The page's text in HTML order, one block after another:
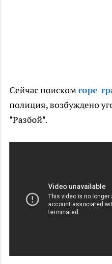
Сейчас поискомгоре-
полиция, возбуждено
"Разбой".